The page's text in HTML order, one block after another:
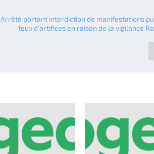
Arrêté portant interdiction de manifestations
feux d’artifices en raison de la vigilance